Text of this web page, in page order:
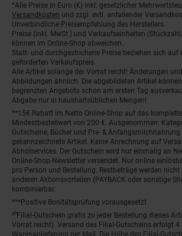
Fußnoten
*Alle Preise in Euro (€) inkl. gesetzlicher
Versandkosten und zzgl. evtl. anfallender
Unverbindliche Preisempfehlung des Herstellers.
Preise (inkl. MwSt.) und Verkaufseinheiten
können im Online-Shop abweichen.
Statt- und durchgestrichene Preise beziehen sich auf
geforderten Verkaufspreis.
Alle Artikel solange der Vorrat reicht! Änderungen
Abbildungen ähnlich. Die abgebildeten Artikel
begrenzten Angebots schon am ersten Tag
Abgabe nur in haushaltsüblichen Mengen!
**15€ Rabatt im Netto Online-Shop auf das
Mindestbestellwert von 200 €. Ausgenommen:
Gutscheine, Bücher und Pre- &
gekennzeichnete Artikel. Keine Anrechnung auf
Abholservices. Der Gutschein wird nur einmalig an
Online-Shop-Newsletter versendet. Nur online
pro Person und Bestellung. Restbeträge werden
anderen Aktionsvorteilen (PAYBACK oder sonstige
kombinierbar.
***Positive Bonitätsprüfung vorausgesetzt
²⁰Filial-Gutschein gratis zu jeder Bestellung dieses
Vorrat reicht). Versand des Filial-Gutscheins erfolgt 4
Warenanlieferung per Mail. Die Höhe des Filial-